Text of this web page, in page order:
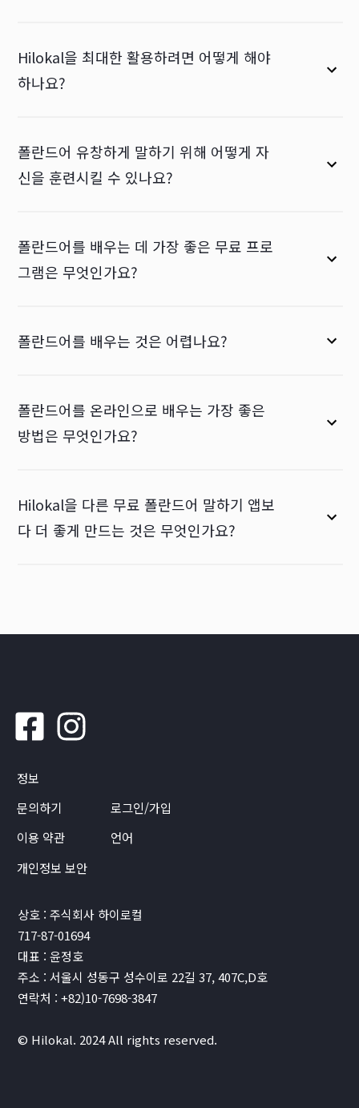
Hilokal을 최대한 활용하려면 어떻게 해야
하나요?
폴란드어 유창하게 말하기 위해 어떻게 자
신을 훈련시킬 수 있나요?
폴란드어를 배우는 데 가장 좋은 무료 프로
그램은 무엇인가요?
폴란드어를 배우는 것은 어렵나요?
폴란드어를 온라인으로 배우는 가장 좋은
방법은 무엇인가요?
Hilokal을 다른 무료 폴란드어 말하기 앱보
다 더 좋게 만드는 것은 무엇인가요?
정보
문의하기
이용 약관
개인정보 보안
로그인/가입
언어
상호 : 주식회사 하이로컬
717-87-01694
대표 : 윤정호
주소 : 서울시 성동구 성수이로 22길 37, 407C,D호
연락처 : +82)10-7698-3847
© Hilokal. 2024 All rights reserved.